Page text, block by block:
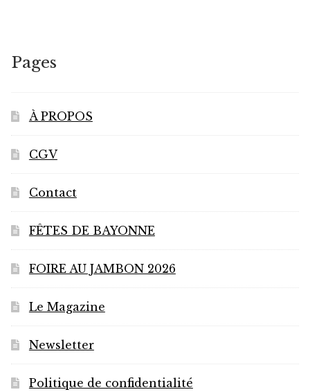
Pages
À PROPOS
CGV
Contact
FÊTES DE BAYONNE
FOIRE AU JAMBON 2026
Le Magazine
Newsletter
Politique de confidentialité